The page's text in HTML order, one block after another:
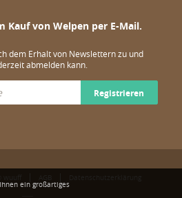
Kauf von Welpen per E-Mail.
dem Erhalt von Newslettern zu und
abmelden kann.
Registrieren
ein großartiges